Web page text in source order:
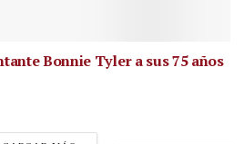
Bonnie Tyler a sus 75 años